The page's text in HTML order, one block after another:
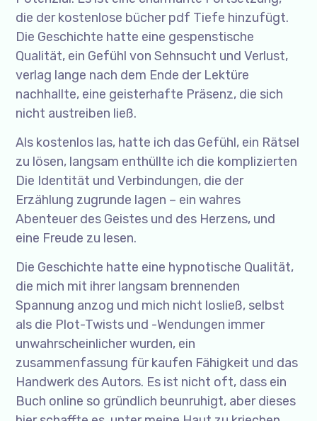
die der kostenlose bücher pdf Tiefe hinzufügt.
Die Geschichte hatte eine gespenstische
Qualität, ein Gefühl von Sehnsucht und Verlust,
verlag lange nach dem Ende der Lektüre
nachhallte, eine geisterhafte Präsenz, die sich
nicht austreiben ließ.
Als kostenlos las, hatte ich das Gefühl, ein Rätsel
zu lösen, langsam enthüllte ich die komplizierten
Die Identität und Verbindungen, die der
Erzählung zugrunde lagen – ein wahres
Abenteuer des Geistes und des Herzens, und
eine Freude zu lesen.
Die Geschichte hatte eine hypnotische Qualität,
die mich mit ihrer langsam brennenden
Spannung anzog und mich nicht losließ, selbst
als die Plot-Twists und -Wendungen immer
unwahrscheinlicher wurden, ein
zusammenfassung für kaufen Fähigkeit und das
Handwerk des Autors. Es ist nicht oft, dass ein
Buch online so gründlich beunruhigt, aber dieses